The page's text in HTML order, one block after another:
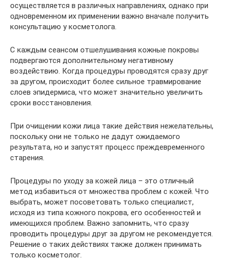
осуществляется в различных направлениях, однако при
одновременном их применении важно вначале получить
консультацию у косметолога.
С каждым сеансом отшелушивания кожные покровы
подвергаются дополнительному негативному
воздействию. Когда процедуры проводятся сразу друг
за другом, происходит более сильное травмирование
слоев эпидермиса, что может значительно увеличить
сроки восстановления.
При очищении кожи лица такие действия нежелательны,
поскольку они не только не дадут ожидаемого
результата, но и запустят процесс преждевременного
старения.
Процедуры по уходу за кожей лица – это отличный
метод избавиться от множества проблем с кожей. Что
выбрать, может посоветовать только специалист,
исходя из типа кожного покрова, его особенностей и
имеющихся проблем. Важно запомнить, что сразу
проводить процедуры друг за другом не рекомендуется.
Решение о таких действиях также должен принимать
только косметолог.